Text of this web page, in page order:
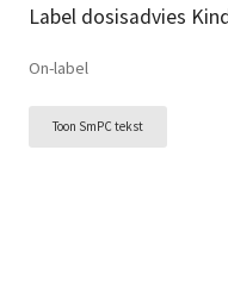
Label dosisadvies
On-label
Toon SmPC tekst